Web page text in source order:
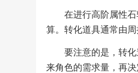
在进行高阶属性
算。转化道具通常由
要注意的是，转
来角色的需求量，再决